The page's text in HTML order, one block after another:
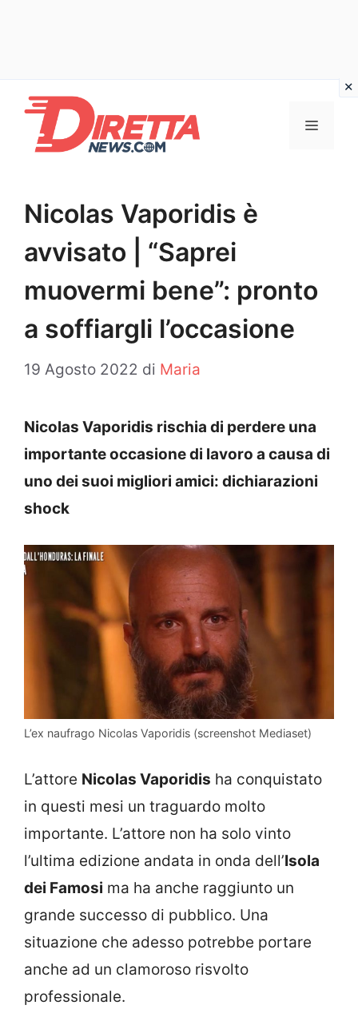
contenuto
Menu
Nicolas Vaporidis è
avvisato | “Saprei
muovermi bene”: pronto
a soffiargli l’occasione
19 Agosto 2022 di Maria
Nicolas Vaporidis rischia di perdere una
importante occasione di lavoro a causa di
uno dei suoi migliori amici: dichiarazioni
shock
L’ex naufrago Nicolas Vaporidis (screenshot Mediaset)
L’attore Nicolas Vaporidis ha conquistato
in questi mesi un traguardo molto
importante. L’attore non ha solo vinto
l’ultima edizione andata in onda dell’Isola
dei Famosi ma ha anche raggiunto un
grande successo di pubblico. Una
situazione che adesso potrebbe portare
anche ad un clamoroso risvolto
professionale.